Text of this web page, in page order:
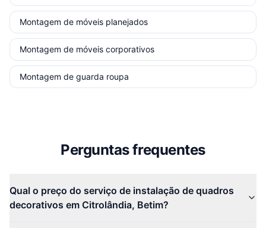
Montagem de móveis planejados
Montagem de móveis corporativos
Montagem de guarda roupa
Perguntas frequentes
Qual o preço do serviço de instalação de quadros
decorativos em Citrolândia, Betim?